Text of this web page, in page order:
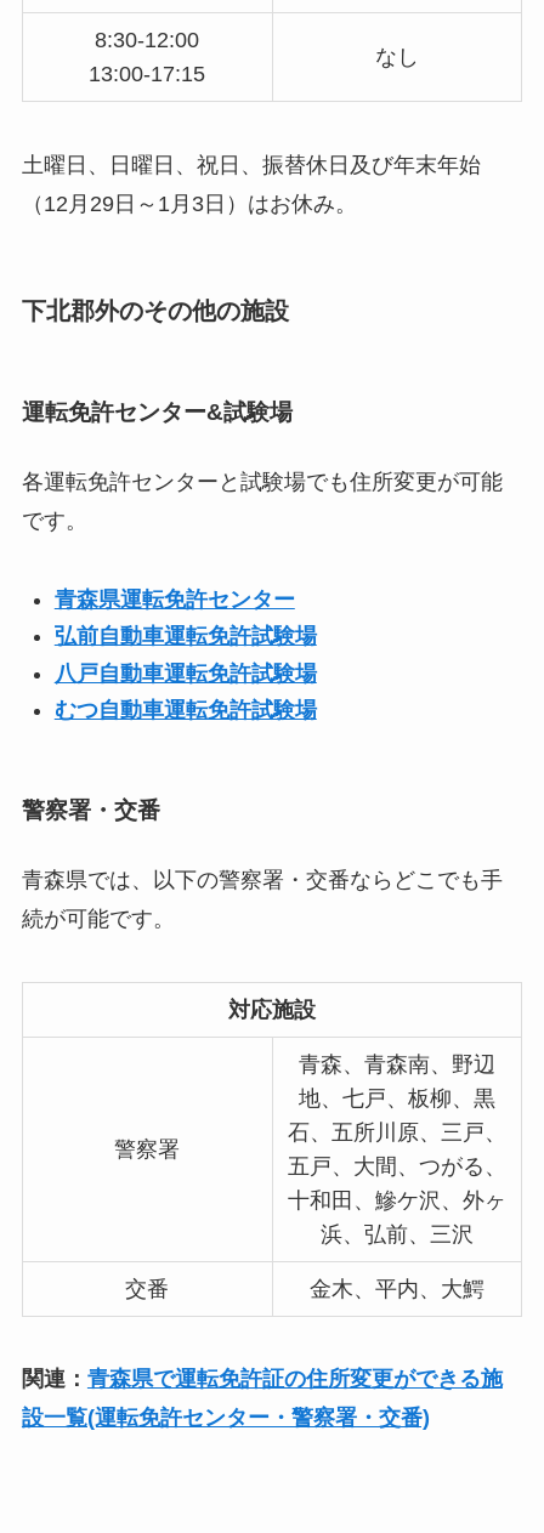
8:30-12:00
13:00-17:15
なし
土曜日、日曜日、祝日、振替休日及び年末年始
（12月29日～1月3日）はお休み。
下北郡外のその他の施設
運転免許センター&試験場
各運転免許センターと試験場でも住所変更が可能
です。
青森県運転免許センター
弘前自動車運転免許試験場
八戸自動車運転免許試験場
むつ自動車運転免許試験場
警察署・交番
青森県では、以下の警察署・交番ならどこでも手
続が可能です。
対応施設
警察署
青森、青森南、野辺
地、七戸、板柳、黒
石、五所川原、三戸、
五戸、大間、つがる、
十和田、鰺ケ沢、外ヶ
浜、弘前、三沢
交番 金木、平内、大鰐
関連： 青森県で運転免許証の住所変更ができる施
設一覧(運転免許センター・警察署・交番)